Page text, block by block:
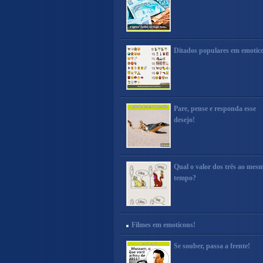
Ditados populares em
Pare, pense e responda esse
desejo!
Qual o valor dos três ao
tempo?
Filmes em emoticons!
Se souber, passa a frente!